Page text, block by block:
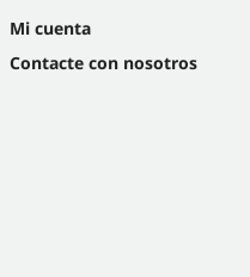
Mi cuenta
Contacte con nosotros